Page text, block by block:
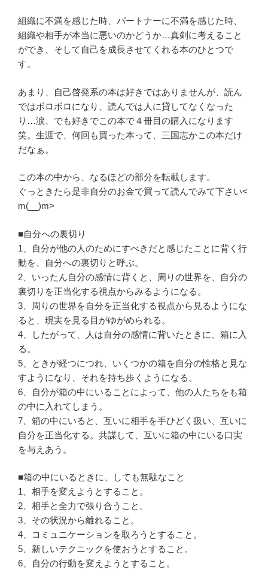
組織に不満を感じた時、パートナーに不満を感じた時、
組織や相手が本当に悪いのかどうか…真剣に考えること
ができ、そして自己を成長させてくれる本のひとつで
す。
あまり、自己啓発系の本は好きではありませんが、読ん
ではボロボロになり、読んでは人に貸してなくなった
り…涙、でも好きでこの本で４冊目の購入になります
笑。生涯で、何回も買った本って、三国志かこの本だけ
だなぁ。
この本の中から、なるほどの部分を転載します。
ぐっときたら是非自分のお金で買って読んでみて下さい<
m(__)m>
■自分への裏切り
1、自分が他の人のためにすべきだと感じたことに背く行
動を、自分への裏切りと呼ぶ。
2、いったん自分の感情に背くと、周りの世界を、自分の
裏切りを正当化する視点からみるようになる。
3、周りの世界を自分を正当化する視点から見るようにな
ると、現実を見る目がゆがめられる。
4、したがって、人は自分の感情に背いたときに、箱に入
る。
5、ときが経つにつれ、いくつかの箱を自分の性格と見な
すようになり、それを持ち歩くようになる。
6、自分が箱の中にいることによって、他の人たちをも箱
の中に入れてしまう。
7、箱の中にいると、互いに相手を手ひどく扱い、互いに
自分を正当化する。共謀して、互いに箱の中にいる口実
を与えあう。
■箱の中にいるときに、しても無駄なこと
1、相手を変えようとすること。
2、相手と全力で張り合うこと。
3、その状況から離れること。
4、コミュニケーションを取ろうとすること。
5、新しいテクニックを使おうとすること。
6、自分の行動を変えようとすること。